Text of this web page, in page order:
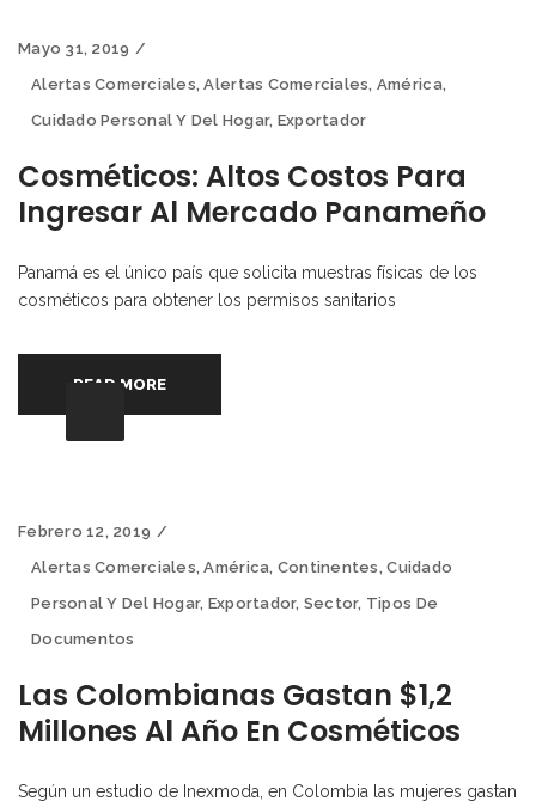
Mayo 31, 2019
Alertas Comerciales,Alertas Comerciales, América,
Cuidado Personal Y Del Hogar, Exportador
Cosméticos: Altos Costos Para
Ingresar Al Mercado Panameño
Panamá es el único país que solicita muestras físicas de los
cosméticos para obtener los permisos sanitarios
READ MORE
Febrero 12, 2019
Alertas Comerciales,América, Continentes ,Cuidado
Personal Y Del Hogar, Exportador, Sector, Tipos De
Documentos
Las Colombianas Gastan $1,2
Millones Al Año En Cosméticos
Según un estudio de Inexmoda, en Colombia las mujeres gastan